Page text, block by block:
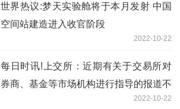
世界热议:梦天实验舱将于本月发射 中国
空间站建造进入收官阶段
2022-10-22
每日时讯!上交所：近期有关于交易所对
券商、基金等市场机构进行指导的报道不
2022-10-22